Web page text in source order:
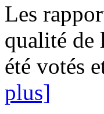
Les
qualité de
été votés
plus]